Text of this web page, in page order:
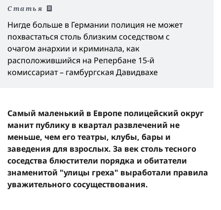
Статья
Нигде больше в Германии полиция не может
похвастаться столь близким соседством с
очагом анархии и криминала, как
расположившийся на Репербане 15-й
комиссариат – гамбургская Давидвахе
Самый маленький в Европе полицейский округ
манит публику в квартал развлечений не
меньше, чем его театры, клубы, бары и
заведения для взрослых. За век столь тесного
соседства блюстители порядка и обитатели
знаменитой "улицы греха" выработали правила
уважительного сосуществования.